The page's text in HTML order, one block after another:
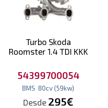
Turbo Skoda
Roomster 1.4 TDI KKK
54399700054
BMS 80cv(59kw)
Desde 295€